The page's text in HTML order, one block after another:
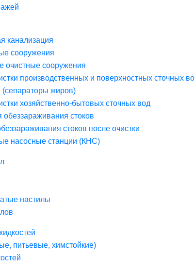
канализация
сооружения
очистные сооружения
производственных и поверхностных сточных во
жиров)
хозяйственно-бытовых сточных вод
обеззараживания стоков
стоков после очистки
насосные станции (КНС)
настилы
питьевые, химстойкие)